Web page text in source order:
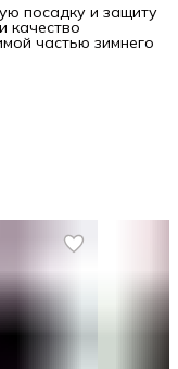
посадку и защиту
качество
частью зимнего